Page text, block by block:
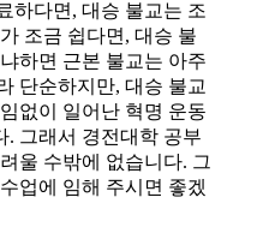
하다면, 대승 불교는 조
조금 쉽다면, 대승 불
하면 근본 불교는 아주
단순하지만, 대승 불교
없이 일어난 혁명 운동
. 그래서 경전대학 공부
울 수밖에 없습니다. 그
업에 임해 주시면 좋겠